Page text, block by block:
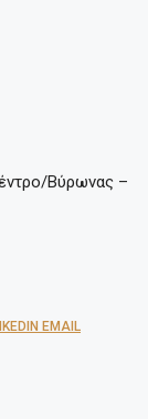
Βύρωνας –
EMAIL